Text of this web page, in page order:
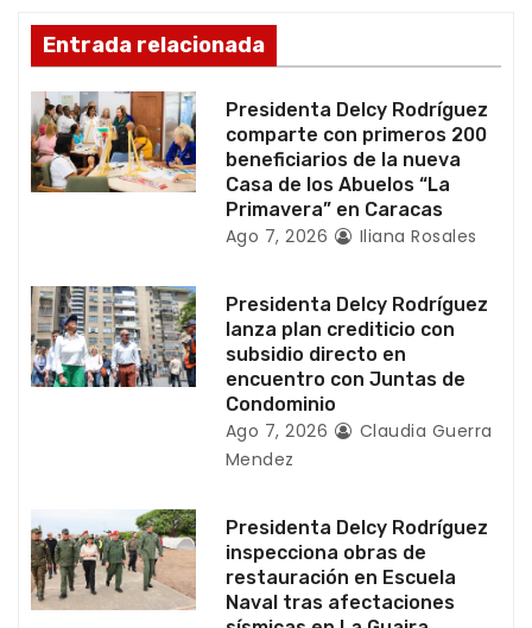
n
d
e
e
t
r
a
s
Entrada relacionada
Presidenta Delcy Rodríguez
comparte con primeros 200
beneficiarios de la nueva
Casa de los Abuelos “La
Primavera” en Caracas
Ago 7, 2026 Iliana Rosales
Presidenta Delcy Rodríguez
lanza plan crediticio con
subsidio directo en
encuentro con Juntas de
Condominio
Ago 7, 2026
Claudia Guerra
Mendez
Presidenta Delcy Rodríguez
inspecciona obras de
restauración en Escuela
Naval tras afectaciones